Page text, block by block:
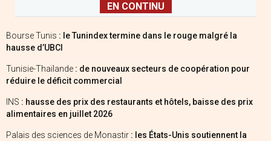
EN CONTINU
Bourse Tunis : le Tunindex termine dans le rouge malgré la
hausse d’UBCI
Tunisie-Thaïlande : de nouveaux secteurs de coopération pour
réduire le déficit commercial
INS : hausse des prix des restaurants et hôtels, baisse des prix
alimentaires en juillet 2026
Palais des sciences de Monastir : les États-Unis soutiennent la